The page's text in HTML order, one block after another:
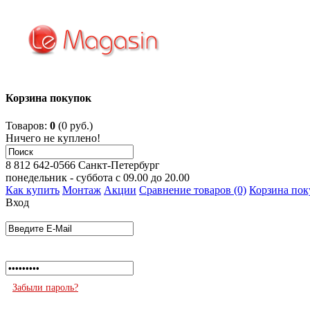
Корзина покупок
Товаров: 0 (0 руб.)
Ничего не куплено!
8 812 642-0566 Санкт-Петербург
понедельник - суббота с 09.00 до 20.00
Как купить Монтаж Акции Сравнение товаров (0) Корзина
Вход
Забыли пароль?